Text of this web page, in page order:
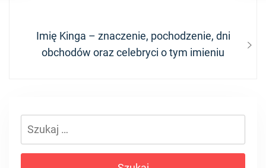
Next
post:
Imię Kinga – znaczenie, pochodzenie, dni
obchodów oraz celebryci o tym imieniu
Szukaj: